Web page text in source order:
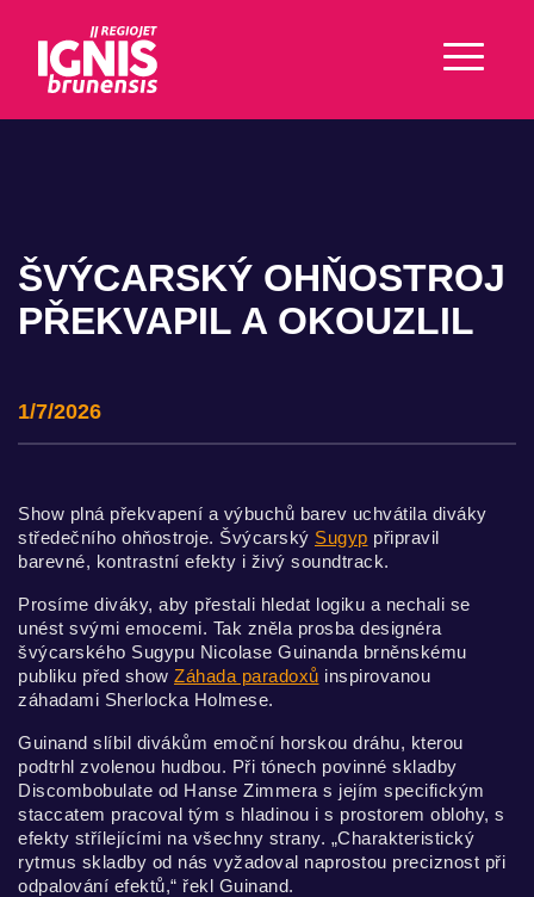
ŠVÝCARSKÝ OHŇOSTROJ
PŘEKVAPIL A OKOUZLIL
1/7/2026
Show plná překvapení a výbuchů barev uchvátila diváky
středečního ohňostroje. Švýcarský Sugyp připravil
barevné, kontrastní efekty i živý soundtrack.
Prosíme diváky, aby přestali hledat logiku a nechali se
unést svými emocemi. Tak zněla prosba designéra
švýcarského Sugypu Nicolase Guinanda brněnskému
publiku před show Záhada paradoxů inspirovanou
záhadami Sherlocka Holmese.
Guinand slíbil divákům emoční horskou dráhu, kterou
podtrhl zvolenou hudbou. Při tónech povinné skladby
Discombobulate od Hanse Zimmera s jejím specifickým
staccatem pracoval tým s hladinou i s prostorem oblohy, s
efekty střílejícími na všechny strany. „Charakteristický
rytmus skladby od nás vyžadoval naprostou preciznost při
odpalování efektů,“ řekl Guinand.